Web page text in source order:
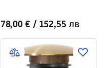
78,00 € / 152,55 лв